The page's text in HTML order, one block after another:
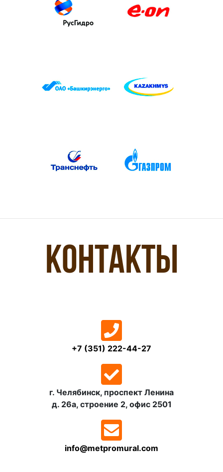
Контакты
+7 (351) 222-44-27
г. Челябинск, проспект Ленина
д. 26а, строение 2, офис 2501
info@metpromural.com